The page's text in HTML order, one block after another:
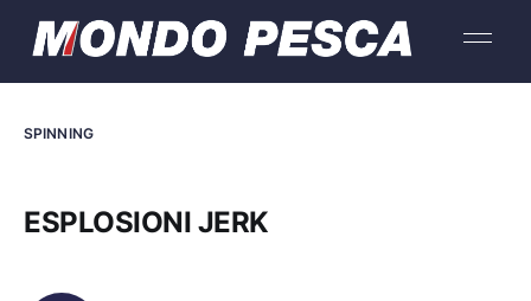
SPINNING
ESPLOSIONI JERK